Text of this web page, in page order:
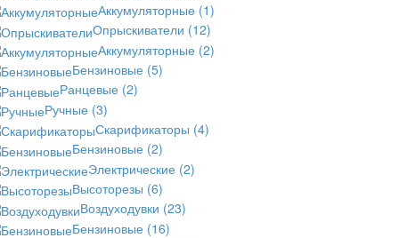
Аккумуляторные (1)
Опрыскиватели (12)
Аккумуляторные (2)
Бензиновые (5)
Ранцевые (2)
Ручные (3)
Скарификаторы (4)
Бензиновые (2)
Электрические (2)
Высоторезы (6)
Воздуходувки (23)
Бензиновые (16)